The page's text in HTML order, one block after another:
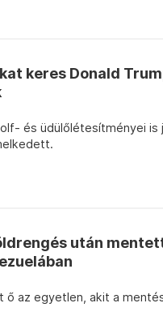
keres Donald
és üdülőlétesítményei
után
ő az egyetlen, akit a